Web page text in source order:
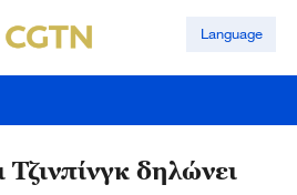
Language
δηλώνει